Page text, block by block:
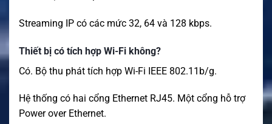
Streaming IP có các mức 32, 64 và 128 kbps.
Thiết bị có tích hợp Wi-Fi không?
Có. Bộ thu phát tích hợp Wi-Fi IEEE 802.11b/g.
Hệ thống có hai cổng Ethernet RJ45. Một cổng hỗ trợ
Power over Ethernet.